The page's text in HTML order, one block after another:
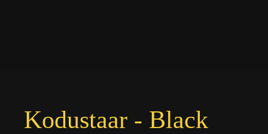
Kodustaar - Black